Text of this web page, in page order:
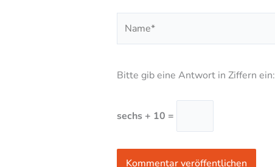
Bitte gib eine Antwort in Ziffern ein:
sechs + 10 =